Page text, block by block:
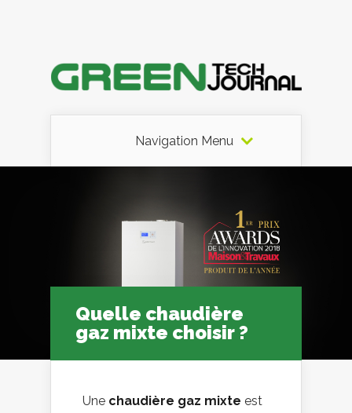
Navigation Menu
Quelle chaudière
gaz mixte choisir ?
Une chaudière gaz mixte est